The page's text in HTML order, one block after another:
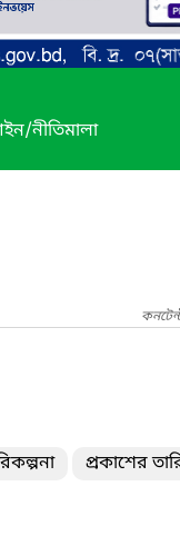
নীতিমালা
প্রকাশের